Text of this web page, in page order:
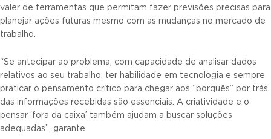
valer de ferramentas que permitam fazer previsões precisas para
planejar ações futuras mesmo com as mudanças no mercado de
trabalho.
“Se antecipar ao problema, com capacidade de analisar dados
relativos ao seu trabalho, ter habilidade em tecnologia e sempre
praticar o pensamento crítico para chegar aos “porquês” por trás
das informações recebidas são essenciais. A criatividade e o
pensar ‘fora da caixa’ também ajudam a buscar soluções
adequadas”, garante.